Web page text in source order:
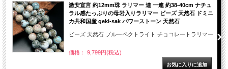
激安宣言 約12mm珠 ラリマー 連 一連 約38-40cm ナチュ
ラル感たっぷりの母岩入りラリマー ビーズ 天然石 ドミニ
カ共和国産 geki-sak パワーストーン 天然石
ビーズ 天然石 ブルーペクトライト チョコレートラリマー
価格： 9,799円(税込)